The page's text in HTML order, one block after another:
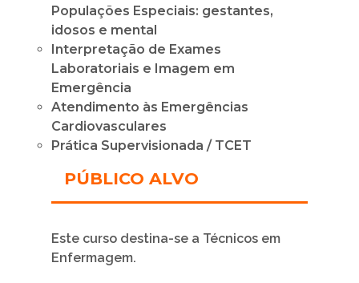
Populações Especiais: gestantes,
idosos e mental
Interpretação de Exames
Laboratoriais e Imagem em
Emergência
Atendimento às Emergências
Cardiovasculares
Prática Supervisionada / TCET
PÚBLICO ALVO
Este curso destina-se a Técnicos em
Enfermagem.